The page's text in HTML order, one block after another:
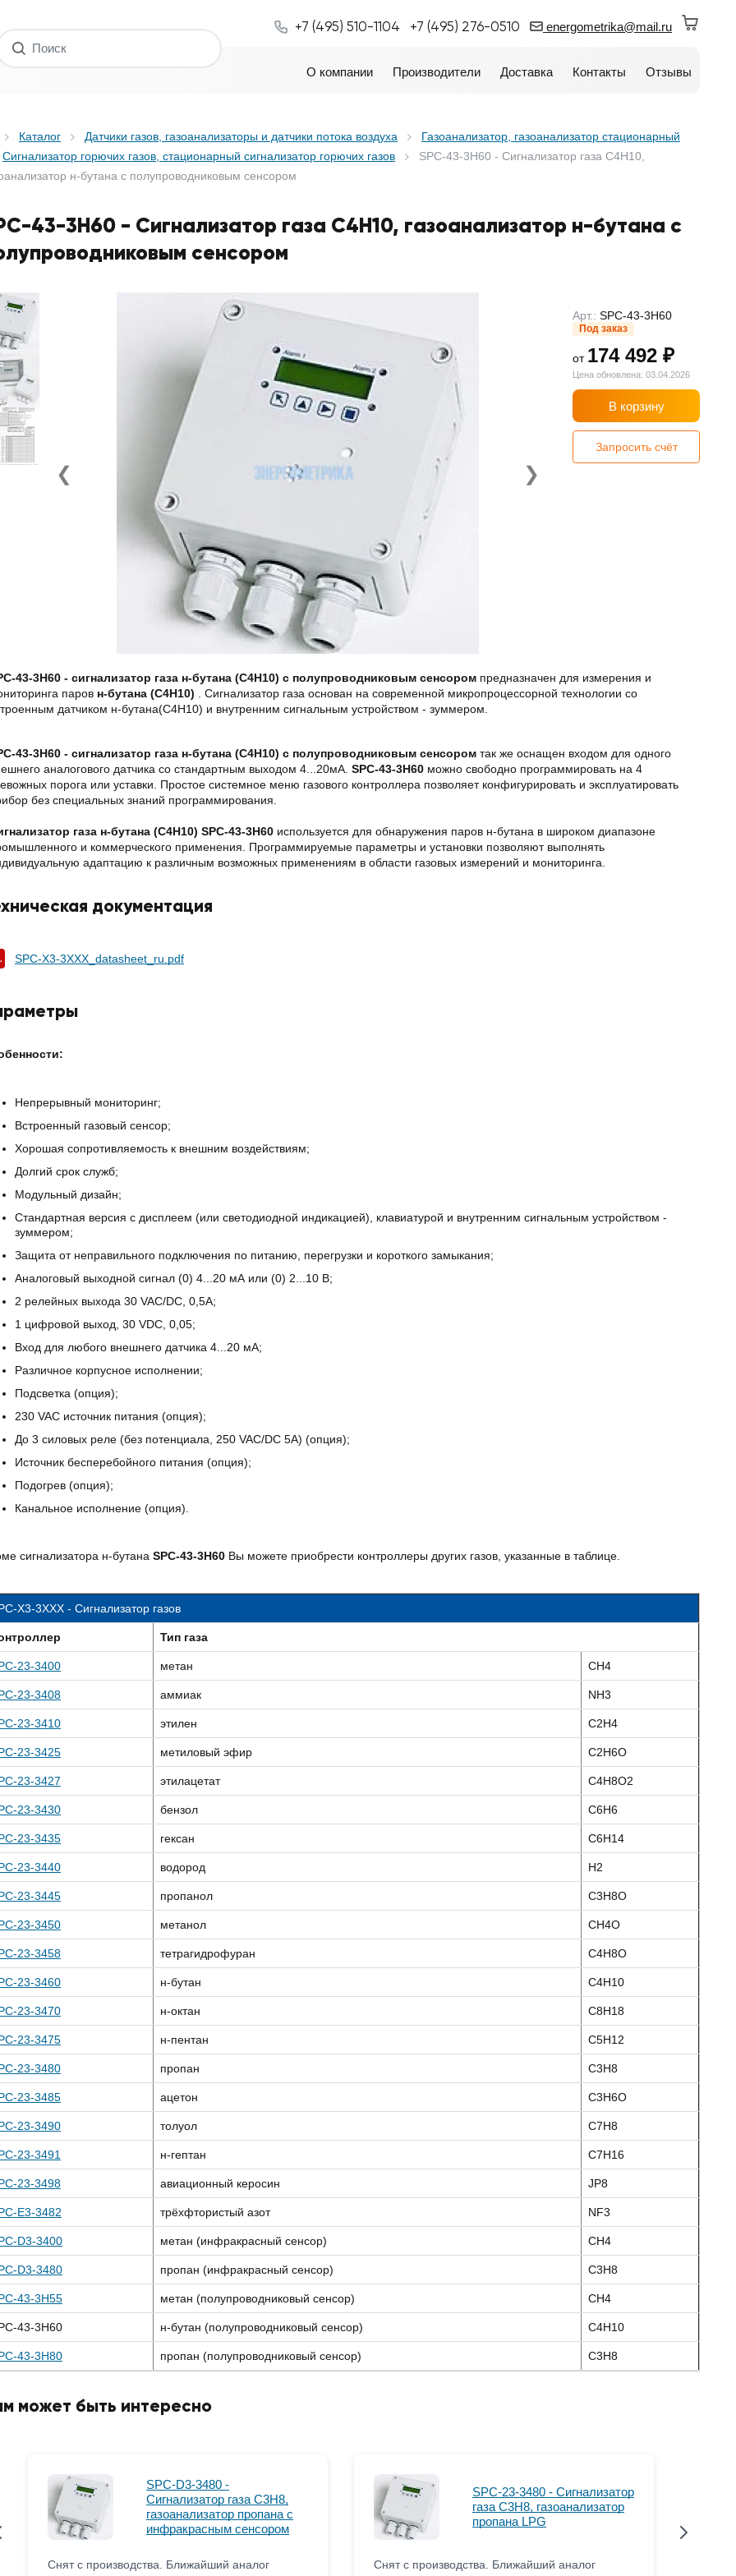
+7 (495) 510-1104 +7 (495) 276-0510 energometrika@mail.ru
О компании Производители Доставка Контакты Отзывы
Каталог Датчики газов, газоанализаторы и датчики потока воздуха
Газоанализатор, газоанализатор стационарный
Сигнализатор горючих газов, стационарный сигнализатор горючих газов
SPC-43-3H60 - Сигнализатор газа C4H10,
н-бутана с полупроводниковым сенсором
43-3H60 - Сигнализатор газа C4H10, газоанализатор н-бутана с
сенсором
❮ ❯
Арт.: SPC-43-3H60
Под заказ
от 174 492 ₽
Цена обновлена: 03.04.2026
В корзину
Запросить счёт
43-3H60 - сигнализатор газа н-бутана (C4H10) с полупроводниковым сенсором предназначен для измерения и
паров н-бутана (C4H10) . Сигнализатор газа основан на современной микропроцессорной технологии со
датчиком н-бутана(C4H10) и внутренним сигнальным устройством - зуммером.
43-3H60 - сигнализатор газа н-бутана (C4H10) с полупроводниковым сенсором так же оснащен входом для одного
аналогового датчика со стандартным выходом 4...20мА. SPC-43-3H60 можно свободно программировать на 4
порога или уставки. Простое системное меню газового контроллера позволяет конфигурировать и эксплуатировать
без специальных знаний программирования.
газа н-бутана (C4H10) SPC-43-3H60 используется для обнаружения паров н-бутана в широком диапазоне
и коммерческого применения. Программируемые параметры и установки позволяют выполнять
адаптацию к различным возможных применениям в области газовых измерений и мониторинга.
документация
SPC-X3-3XXX_datasheet_ru.pdf
Непрерывный мониторинг;
Встроенный газовый сенcор;
Хорошая сопротивляемость к внешним воздействиям;
Долгий срок служб;
Модульный дизайн;
Стандартная версия с дисплеем (или светодиодной индикацией), клавиатурой и внутренним сигнальным устройством -
зуммером;
Защита от неправильного подключения по питанию, перегрузки и короткого замыкания;
Аналоговый выходной сигнал (0) 4...20 мА или (0) 2...10 В;
2 релейных выхода 30 VAC/DC, 0,5A;
1 цифровой выход, 30 VDC, 0,05;
Вход для любого внешнего датчика 4...20 мA;
Различное корпусное исполнении;
Подсветка (опция);
230 VAC источник питания (опция);
До 3 силовых реле (без потенциала, 250 VAC/DC 5A) (опция);
Источник бесперебойного питания (опция);
Подогрев (опция);
Канальное исполнение (опция).
сигнализатора н-бутана SPC-43-3H60 Вы можете приобрести контроллеры других газов, указанные в таблице.
X3-3ХXX - Сигнализатор газов
Тип газа
23-3400 метан CH4
23-3408 аммиак NH3
23-3410 этилен C2H4
23-3425 метиловый эфир C2H6O
23-3427 этилацетат C4H8O2
23-3430 бензол C6H6
23-3435 гексан C6H14
23-3440 водород H2
23-3445 пропанол C3H8O
23-3450 метанол CH4O
23-3458 тетрагидрофуран C4H8O
23-3460 н-бутан C4H10
23-3470 н-октан C8H18
23-3475 н-пентан C5H12
23-3480 пропан C3H8
23-3485 ацетон C3H6O
23-3490 толуол C7H8
23-3491 н-гептан C7H16
23-3498 авиационный керосин JP8
E3-3482 трёхфтористый азот NF3
D3-3400 метан (инфракрасный сенсор) CH4
D3-3480 пропан (инфракрасный сенсор) C3H8
43-3H55 метан (полупроводниковый сенсор) CH4
43-3H60 н-бутан (полупроводниковый сенсор) C4H10
43-3H80 пропан (полупроводниковый сенсор) C3H8
может быть интересно
SPC-D3-3480 -
Сигнализатор газа C3H8,
газоанализатор пропана с
инфракрасным сенсором
Снят с производства. Ближайший аналог
SPC-23-3480 - Сигнализатор
газа C3H8, газоанализатор
пропана LPG
Снят с производства. Ближайший аналог